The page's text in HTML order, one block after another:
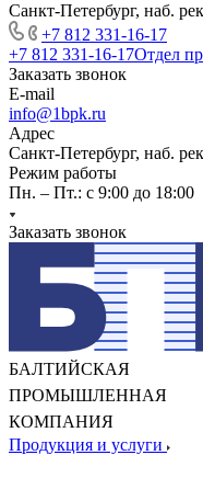
Санкт-Петербург, наб.
+7 812 331-16-17
+7 812 331-16-17Отдел
Заказать звонок
E-mail
info@1bpk.ru
Адрес
Санкт-Петербург, наб.
Режим работы
Пн. – Пт.: с 9:00 до 18:00
Заказать звонок
БАЛТИЙСКАЯ
ПРОМЫШЛЕННАЯ
КОМПАНИЯ
Продукция и услуги